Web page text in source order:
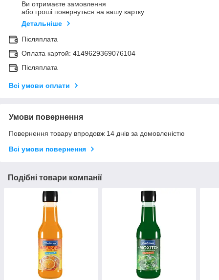
Ви отримаєте замовлення
або гроші повернуться на вашу картку
Детальніше
Післяплата
Оплата картой: 4149629369076104
Післяплата
Всі умови оплати
Умови повернення
Повернення товару впродовж 14 днів за домовленістю
Всі умови повернення
Подібні товари компанії